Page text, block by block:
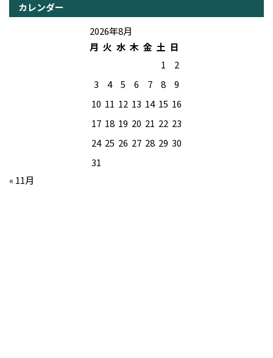
カレンダー
2026年8月
月 火 水 木 金 土 日
1
2
3
4 5 6 7 8
9
10 11 12 13 14 15 16
17 18 19 20 21 22 23
24 25 26 27 28 29 30
31
« 11月